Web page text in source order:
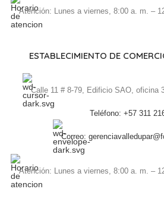
Atención: Lunes a viernes, 8:00 a. m. –
ESTABLECIMIENTO DE
Calle 11 # 8-79, Edificio SAO, oficina
Teléfono: +57 311
Correo:
Atención: Lunes a viernes, 8:00 a. m. –